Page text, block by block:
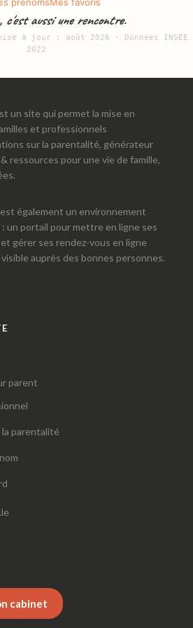
prénomsMes favoris
c'est aussi une rencontre.
à jour : août 2026 · Données INSEE
2022
un site qui permet la mise en
et professionnels
sur la parentalité, générateur
ressources pour une vie de famille,
également un environnement
un portail pour mettre en ligne ses
gérer ses rendez-vous en ligne
auprès des bonnes personnes.
parent
parentalité
cabinet